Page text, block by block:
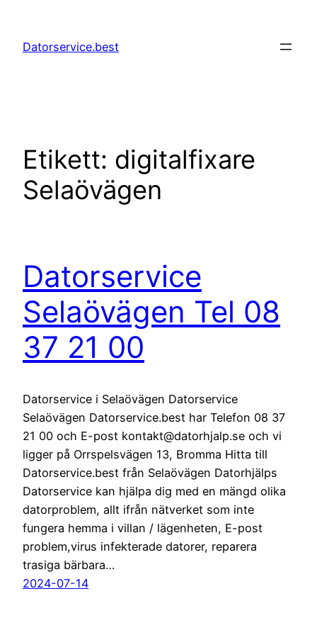
innehåll
Datorservice.best
Etikett: digitalfixare
Selaövägen
Datorservice
Selaövägen Tel 08
37 21 00
Datorservice i Selaövägen Datorservice
Selaövägen Datorservice.best har Telefon 08 37
21 00 och E-post kontakt@datorhjalp.se och vi
ligger på Orrspelsvägen 13, Bromma Hitta till
Datorservice.best från Selaövägen Datorhjälps
Datorservice kan hjälpa dig med en mängd olika
datorproblem, allt ifrån nätverket som inte
fungera hemma i villan / lägenheten, E-post
problem,virus infekterade datorer, reparera
trasiga bärbara…
2024-07-14